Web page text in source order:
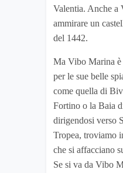
Valentia. Anche a
ammirare un
del 1442.
Ma Vibo Marina è
per le sue belle
come quella di
Fortino o la Baia
dirigendosi verso
Tropea, troviamo
che si affacciano
Se si va da Vibo